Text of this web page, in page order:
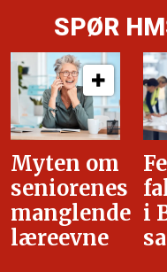
SPØR
Fem
fallgruver
i BHT-
samarbeidet